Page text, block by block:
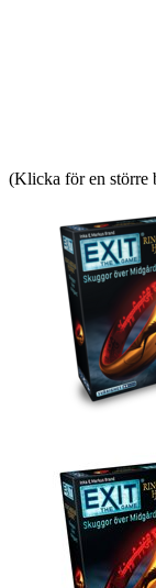
(Klicka för en större